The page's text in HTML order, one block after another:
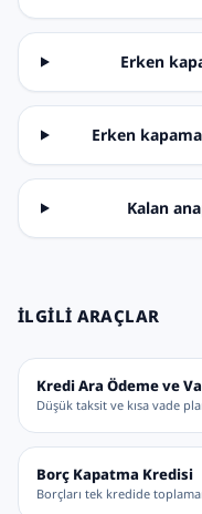
Erken
Erken
Kalan
İLGILI ARAÇLAR
Kredi Ara Ödeme ve
Düşük taksit ve kısa vade
Borç Kapatma Kredisi
Borçları tek kredide